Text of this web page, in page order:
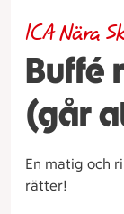
Buffé
(går
ICA Nära
En matig och
rätter!